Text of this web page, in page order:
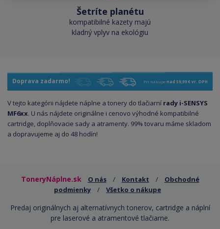
Šetríte planétu
kompatibilné kazety majú
kladný vplyv na ekológiu
Doprava zadarmo! Pri nákupe nad 59,99 € vr. DPH
V tejto kategórii nájdete náplne a tonery do tlačiarní rady i-SENSYS
MF6xx. U nás nájdete originálne i cenovo výhodné kompatibilné
cartridge, doplňovacie sady a atramenty. 99% tovaru máme skladom
a dopravujeme aj do 48 hodín!
ToneryNáplne.sk O nás / Kontakt /
Obchodné
podmienky
/ Všetko o nákupe
Predaj originálnych aj alternatívnych tonerov, cartridge a náplní
pre laserové a atramentové tlačiarne.